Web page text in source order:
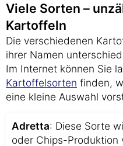
Viele Sorten –
Kartoffeln
Die verschiedenen
ihrer Namen
Im Internet können Sie
Kartoffelsorten finden,
eine kleine Auswahl
Adretta: Diese Sorte
oder Chips-Produktion